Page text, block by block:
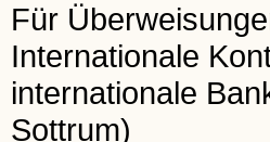
Für
Internationale
internationale
Sottrum)